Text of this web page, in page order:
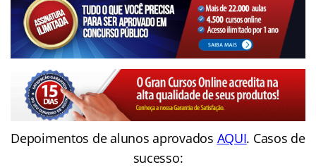
Depoimentos de alunos aprovados AQUI. Casos de
sucesso: